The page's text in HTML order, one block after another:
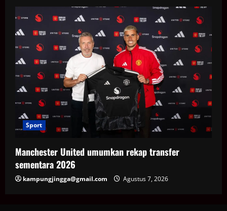
Sport
Manchester United umumkan rekap transfer
sementara 2026
kampungjingga@gmail.com Agustus 7, 2026